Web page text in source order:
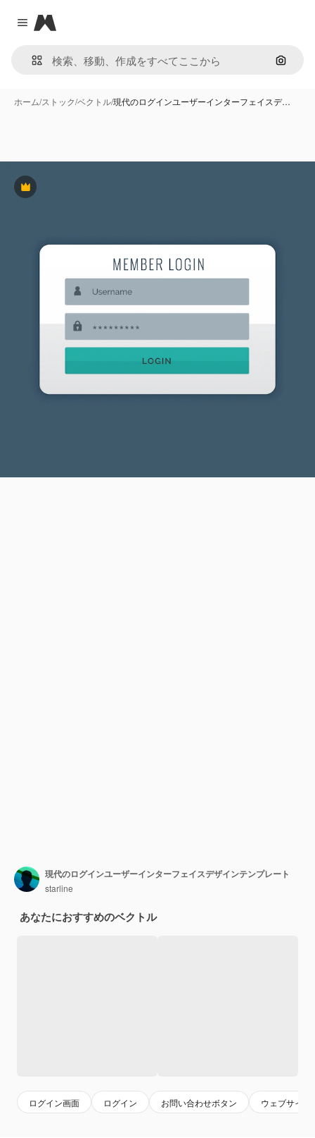
Close menu
Magnific
画像で
ホーム/ストック/ベクトル/現代のログインユーザーインターフェイスデ…
Premium
現代のログインユーザーインターフェイスデザインテンプレート
starline
あなたにおすすめのベクトル
ログイン画面 ログイン お問い合わせボタン ウェブサイト